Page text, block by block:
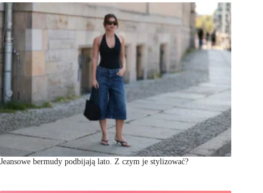
Jeansowe bermudy podbijają lato. Z czym je stylizować?